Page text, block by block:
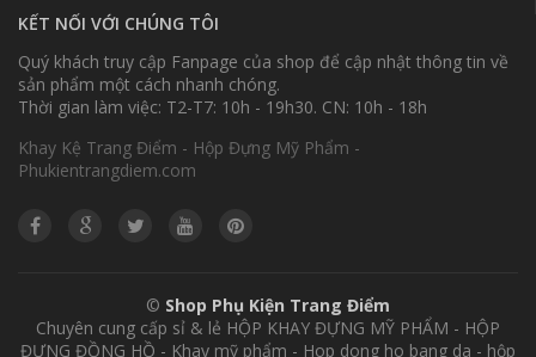
KẾT NỐI VỚI CHÚNG TÔI
Quý khách truy cập Fanpage của shop để cập nhật thông tin về
sản phẩm một cách nhanh chóng.
Thời gian làm việc: T2-T7: 10h - 19h30. CN: 10h - 18h
Khay Kệ Trang Điểm - Hộp Đựng Mỹ Phẩm -
Phukientrangdiem.com
© Shop Phụ Kiện Trang Điểm
Chuyên cung cấp sỉ & lẻ HỘP KHAY ĐỰNG MỸ PHẨM - HỘP
ĐỰNG ĐỒNG HỒ - Khay mỹ phẩm - Hop dong ho bang da - hộp